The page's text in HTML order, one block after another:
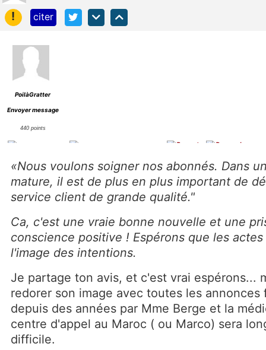
!
citer
PoilàGratter
Envoyer message
440 points
«Nous voulons soigner nos abonnés. Dans
mature, il est de plus en plus important de
service client de grande qualité."
Ca, c'est une vraie bonne nouvelle et une
conscience positive ! Espérons que les
l'image des intentions.
Je partage ton avis, et c'est vrai espérons...
redorer son image avec toutes les annonces
depuis des années par Mme Berge et la
centre d'appel au Maroc ( ou Marco) sera
difficile.